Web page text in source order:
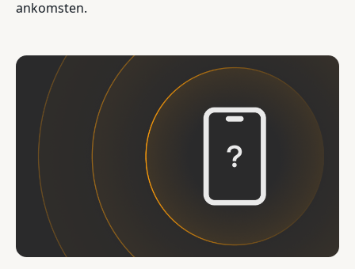
ankomsten.